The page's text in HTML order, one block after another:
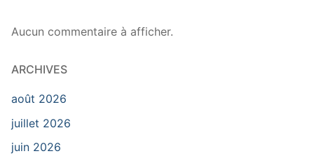
Aucun commentaire à afficher.
ARCHIVES
août 2026
juillet 2026
juin 2026